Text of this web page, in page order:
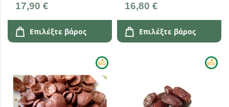
17,90 €
Επιλέξτε βάρος
16,80 €
Επιλέξτε βάρος